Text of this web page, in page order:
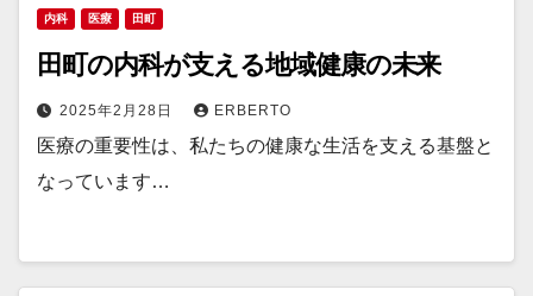
内科 医療 田町
田町の内科が支える地域健康の未来
2025年2月28日 ERBERTO
医療の重要性は、私たちの健康な生活を支える基盤と
なっています…